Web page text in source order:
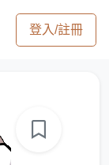
登入/註冊